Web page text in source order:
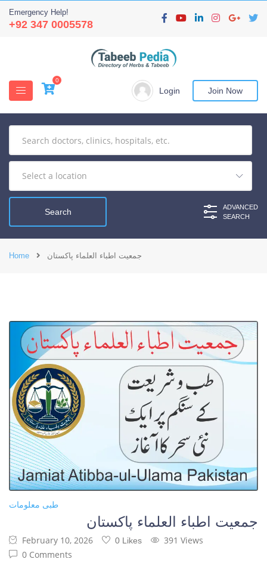
Emergency Help!
+92 347 0005578
0
Login Join Now
ADVANCED
SEARCH
Home جمعیت اطباء العلماء پاکستان
طبی معلومات
جمعیت اطباء العلماء پاکستان
February 10, 2026 0 Likes
391 Views
0 Comments